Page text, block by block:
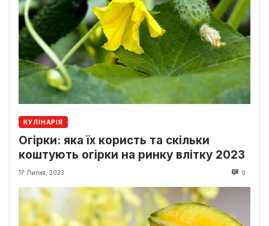
КУЛІНАРІЯ
Огірки: яка їх користь та скільки
коштують огірки на ринку влітку 2023
17 Липня, 2023 0